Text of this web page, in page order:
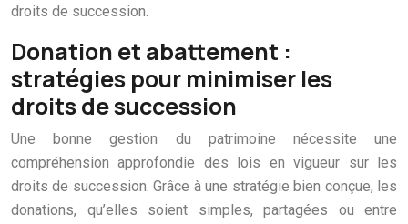
droits de succession.
Donation et abattement :
stratégies pour minimiser les
droits de succession
Une bonne gestion du patrimoine nécessite une
compréhension approfondie des lois en vigueur sur les
droits de succession. Grâce à une stratégie bien conçue, les
donations, qu’elles soient simples, partagées ou entre